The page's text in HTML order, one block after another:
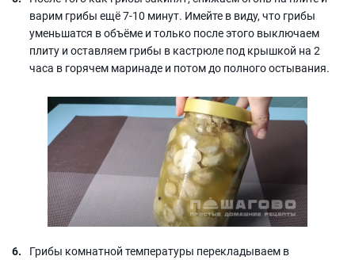
варим грибы ещё 7-10 минут. Имейте в виду, что грибы
уменьшатся в объёме и только после этого выключаем
плиту и оставляем грибы в кастрюле под крышкой на 2
часа в горячем маринаде и потом до полного остывания.
Грибы комнатной температуры перекладываем в